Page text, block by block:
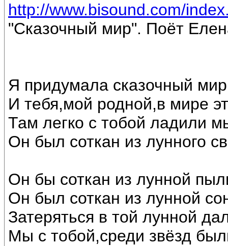
http://www.bisound.com/
"Сказочный мир". Поёт
Я придумала сказочный
И тебя,мой родной,в мире
Там легко с тобой ладили
Он был соткан из лунного
Он бы соткан из лунной
Он был соткан из лунной
Затеряться в той лунной
Мы с тобой,среди звёзд